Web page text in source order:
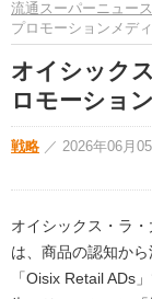
流通スーパーニュース
プロモーションメデ
オイシック
ロモーショ
戦略 ／ 2026年06月05
オイシックス・ラ
は、商品の認知か
「Oisix Retail ADs